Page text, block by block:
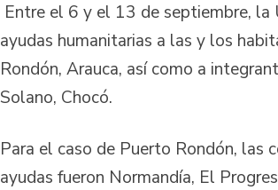
Entre el 6 y el 13 de septiembre,
ayudas humanitarias a las y los
Rondón, Arauca, así como a
Solano, Chocó.
Para el caso de Puerto Rondón, las
ayudas fueron Normandía, El